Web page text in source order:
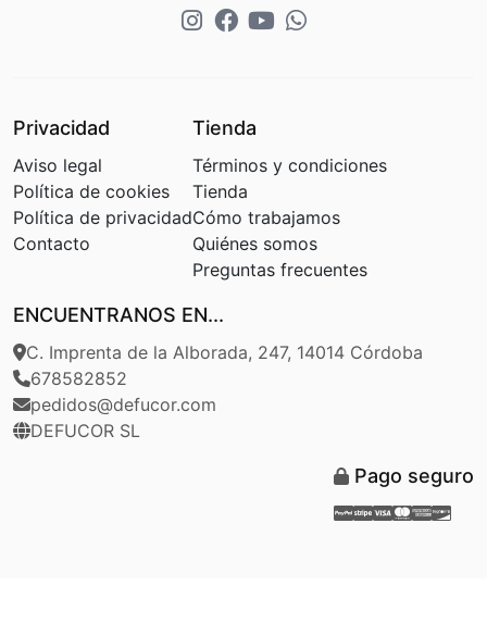
Privacidad
Aviso legal
Política de cookies
Política de privacidad
Contacto
Tienda
Términos y condiciones
Tienda
Cómo trabajamos
Quiénes somos
Preguntas frecuentes
ENCUENTRANOS EN...
C. Imprenta de la Alborada, 247, 14014 Córdoba
678582852
pedidos@defucor.com
DEFUCOR SL
Pago seguro
Paypal
Stripe
Visa